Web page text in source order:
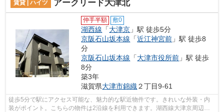
賃貸 | ハイツ アークリード大津北
仲手半額 敷0
湖西線 「大津京 」駅 徒歩5分
京阪石山坂本線 「近江神宮前 」駅 徒歩8
分
京阪石山坂本線 「大津市役所前 」駅 徒歩
8分
築3年
滋賀県大津市錦織２丁目9-61
徒歩5分で駅にアクセス可能な、魅力的な駅近物件です。きれいな外装・内
装がポイント。こちらの物件は2沿線を利用できます。湖西線大津京周辺の